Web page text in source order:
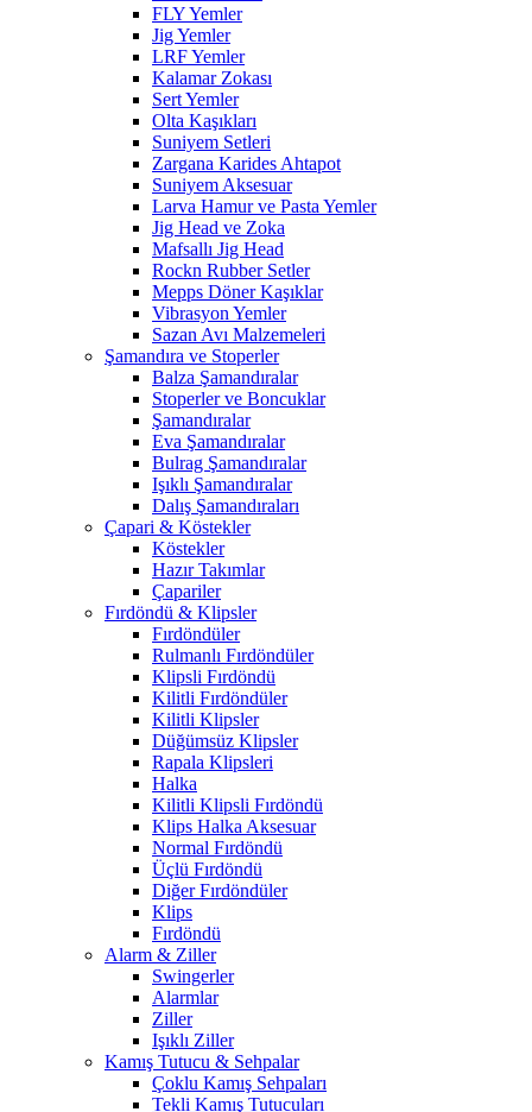
FLY Yemler
Jig Yemler
LRF Yemler
Kalamar Zokası
Sert Yemler
Olta Kaşıkları
Suniyem Setleri
Zargana Karides Ahtapot
Suniyem Aksesuar
Larva Hamur ve Pasta Yemler
Jig Head ve Zoka
Mafsallı Jig Head
Rockn Rubber Setler
Mepps Döner Kaşıklar
Vibrasyon Yemler
Sazan Avı Malzemeleri
Şamandıra ve Stoperler
Balza Şamandıralar
Stoperler ve Boncuklar
Şamandıralar
Eva Şamandıralar
Bulrag Şamandıralar
Işıklı Şamandıralar
Dalış Şamandıraları
Çapari & Köstekler
Köstekler
Hazır Takımlar
Çapariler
Fırdöndü & Klipsler
Fırdöndüler
Rulmanlı Fırdöndüler
Klipsli Fırdöndü
Kilitli Fırdöndüler
Kilitli Klipsler
Düğümsüz Klipsler
Rapala Klipsleri
Halka
Kilitli Klipsli Fırdöndü
Klips Halka Aksesuar
Normal Fırdöndü
Üçlü Fırdöndü
Diğer Fırdöndüler
Klips
Fırdöndü
Alarm & Ziller
Swingerler
Alarmlar
Ziller
Işıklı Ziller
Kamış Tutucu & Sehpalar
Çoklu Kamış Sehpaları
Tekli Kamış Tutucuları